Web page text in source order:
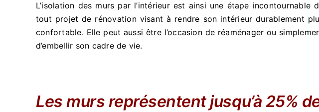
L’isolation des murs par l’intérieur est ainsi une étape incontournable
tout projet de rénovation visant à rendre son intérieur durablement
confortable. Elle peut aussi être l’occasion de réaménager ou
d’embellir son cadre de vie.
Les murs représentent jusqu’à 25%